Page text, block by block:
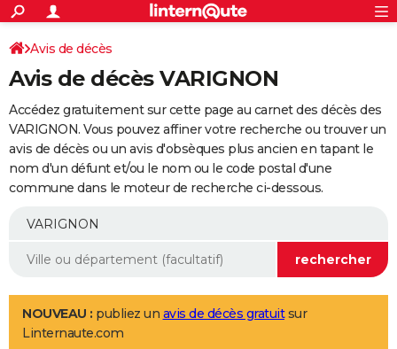
ACTUALITÉS
Politique
Société
Faits Divers
Education
Monde
Villes
+
SPORT
Coupe du monde 2026
Football
Tennis
Cyclisme
Rugby
Forum
Programme TV
TNT
Streaming
Cinéma
Sorties cinéma
Musique
+
FINANCE
Retraite
Epargne
Immobilier
Risques naturels par ville
Banque
Assurance
AUTO
Essais
Réserver un essai
Citadines
Berlines
SUV
Forum auto
+
Mobiles
Meilleur smartphone
Internet
Ordinateurs
Jeux vidéo
Guide high-tech
Aménagement intérieur
LIFESTYLE
Art de vivre
Bien-être
Loisirs
Mode
Modes de vie
Avis de décès
Avis de décès VARIGNON
Accédez gratuitement sur cette page au carnet des décès des
VARIGNON. Vous pouvez affiner votre recherche ou trouver un
avis de décès ou un avis d'obsèques plus ancien en tapant le
nom d'un défunt et/ou le nom ou le code postal d'une
commune dans le moteur de recherche ci-dessous.
NOUVEAU : publiez un avis de décès gratuitsur
Linternaute.com